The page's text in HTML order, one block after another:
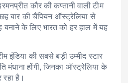
कौर की कप्तानी वाली टीम
बार की चैंपियन ऑस्ट्रेलिया से
के लिए भारत को हर हाल में यह
इंडिया की सबसे बड़ी उम्मीद स्टार
मंधाना होंगी, जिनका ऑस्ट्रेलिया के
रहा है।